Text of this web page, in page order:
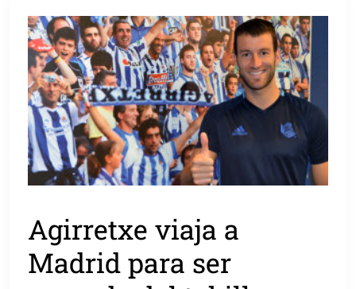
Agirretxe viaja a
Madrid para ser